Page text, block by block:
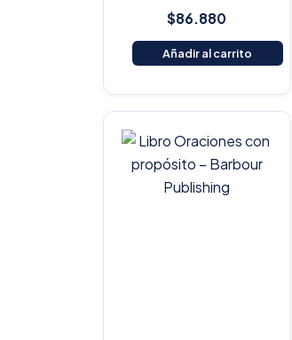
$86.880
Añadir al carrito